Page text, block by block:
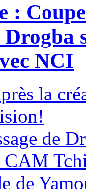
:
NCI
la
de
CAM
de